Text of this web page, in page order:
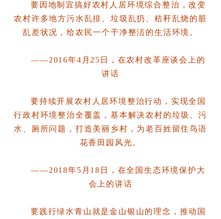
要因地制宜搞好农村人居环境综合整治，改变
农村许多地方污水乱排、垃圾乱扔、秸秆乱烧的脏
乱差状况，给农民一个干净整洁的生活环境。
——2016年4月25日，在农村改革座谈会上的
讲话
要持续开展农村人居环境整治行动，实现全国
行政村环境整治全覆盖，基本解决农村的垃圾、污
水、厕所问题，打造美丽乡村，为老百姓留住鸟语
花香田园风光。
——2018年5月18日，在全国生态环境保护大
会上的讲话
要践行绿水青山就是金山银山的理念，推动国